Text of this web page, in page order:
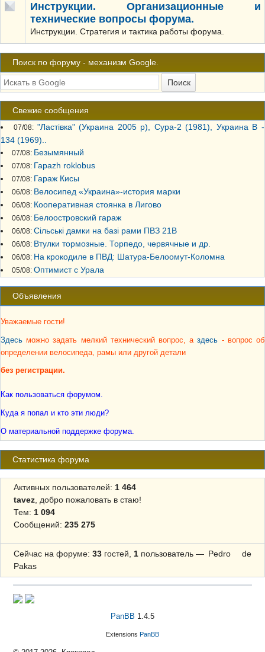
Инструкции. Организационные и
технические вопросы форума.
Инструкции. Стратегия и тактика работы форума.
Поиск по форуму - механизм Google.
Свежие сообщения
07/08: "Ластiвка" (Украина 2005 р), Сура-2 (1981), Украина В -
134 (1969)..
07/08: Безымянный
07/08: Гараzh roklobus
07/08: Гараж Кисы
06/08: Велосипед «Украина»-история марки
06/08: Кооперативная стоянка в Лигово
06/08: Белоостровский гараж
06/08:Сільські дамки на базі рами ПВЗ 21В
06/08: Втулки тормозные. Торпедо, червячные и др.
06/08: На крокодиле в ПВД: Шатура-Белоомут-Коломна
05/08:Оптимист с Урала
Объявления
Уважаемые гости!
Здесь можно задать мелкий технический вопрос, аздесь - вопрос об
определении велосипеда, рамы или другой детали
без регистрации.
Как пользоваться форумом.
Куда я попал и кто эти люди?
О материальной поддержке форума.
Статистика форума
Активных пользователей: 1 464
tavez, добро пожаловать в стаю!
Тем: 1 094
Сообщений: 235 275
Сейчас на форуме: 33гостей, 1пользователь — Pedro de
Pakas
PanBB 1.4.5
Extensions PanBB